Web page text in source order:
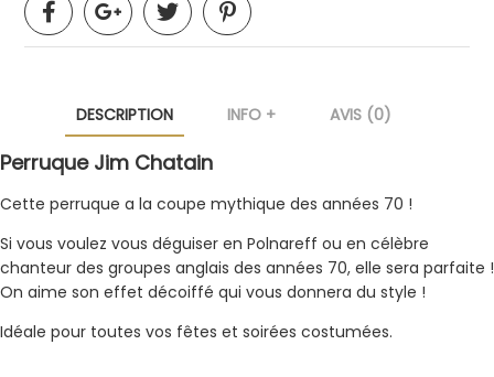
DESCRIPTION INFO + AVIS (0)
Perruque Jim Chatain
Cette perruque a la coupe mythique des années 70 !
Si vous voulez vous déguiser en Polnareff ou en célèbre
chanteur des groupes anglais des années 70, elle sera parfaite !
On aime son effet décoiffé qui vous donnera du style !
Idéale pour toutes vos fêtes et soirées costumées.